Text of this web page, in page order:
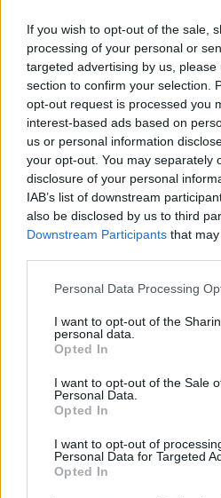
If you wish to opt-out of the sale,
processing of your personal or
targeted advertising by us,
section to confirm your selection.
opt-out request is processed you
interest-based ads based on
us or personal information
your opt-out. You may separately
disclosure of your personal
IAB’s list of downstream
also be disclosed by us to third
Downstream Participants that
Personal Data Processing
I want to opt-out of the
personal data.
Opted In
I want to opt-out of the Sale
Personal Data.
Opted In
I want to opt-out of
Personal Data for Targeted
Opted In
A exposição de pintura «Num Tempo
de Manuel Casa Branca,...
7 Agosto, 2026 - 15:00
Noites do Jardim 2026 levam
Granja
As Noites do Jardim regressam em
Mourão, com quatro espetáculos...
6 Agosto, 2026 - 14:24